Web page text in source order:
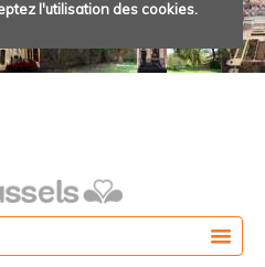
l'utilisation des cookies.